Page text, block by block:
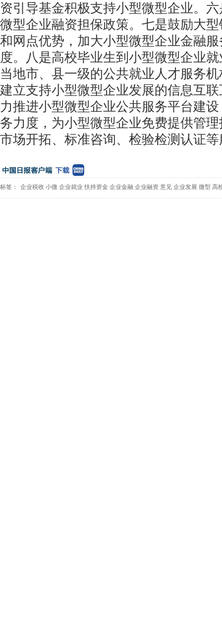
资引导基金积极支持小型微型企业。
微型企业融资担保政策。七是鼓励大
和网点优势，加大小型微型企业金融
度。八是高校毕业生到小型微型企业
当地市、县一级的公共就业人才服务
建立支持小型微型企业发展的信息互
力推进小型微型企业公共服务平台建
务力度，为小型微型企业免费提供管
市场开拓、标准咨询、检验检测认证
标签： 企业税收 小微 企业就业 扶持资金 企业金融 企业融资 意见 企业发展 微型 高